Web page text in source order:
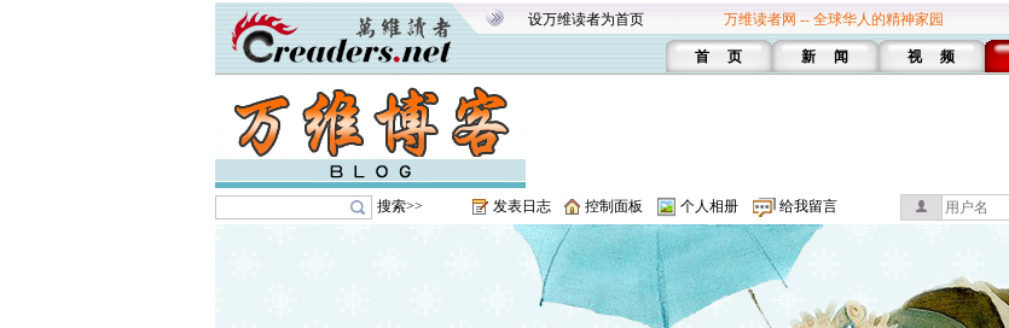
设万维读者为首页 万维读者网 -- 全球华人的精神家园
首 页 新 闻 视 频
搜索>> 发表日志 控制面板 个人相册 给我留言